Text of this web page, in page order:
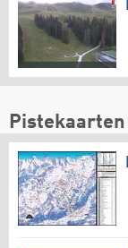
Pistekaarten